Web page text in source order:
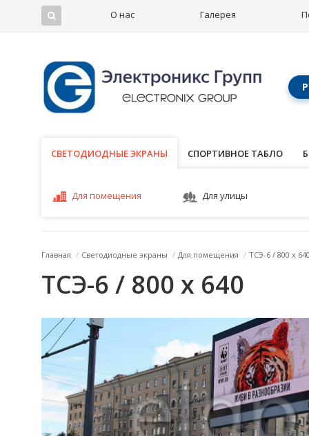
О нас Галерея
СВЕТОДИОДНЫЕ ЭКРАНЫ
СВЕТОДИОДНЫЕ ЭКРАНЫ СПОРТИВНОЕ ТАБЛО
Для помещения Для улицы
Главная / Светодиодные экраны / Для помещения / ТСЭ-6 / 800 x
ТСЭ-6 / 800 x 640